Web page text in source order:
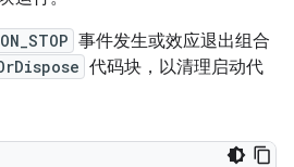
事件发生或效应退出组合
代码块，以清理启动代